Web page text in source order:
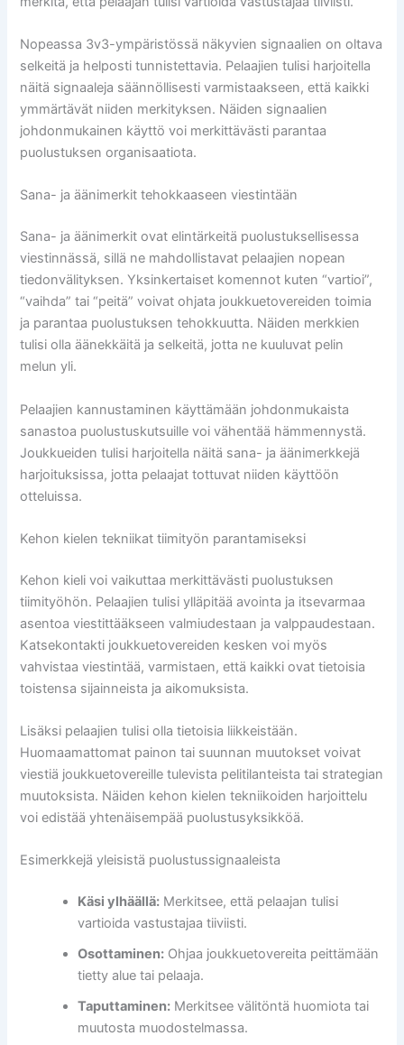
Nopeassa 3v3-ympäristössä näkyvien signaalien on oltava
selkeitä ja helposti tunnistettavia. Pelaajien tulisi harjoitella
näitä signaaleja säännöllisesti varmistaakseen, että kaikki
ymmärtävät niiden merkityksen. Näiden signaalien
johdonmukainen käyttö voi merkittävästi parantaa
puolustuksen organisaatiota.
Sana- ja äänimerkit tehokkaaseen viestintään
Sana- ja äänimerkit ovat elintärkeitä puolustuksellisessa
viestinnässä, sillä ne mahdollistavat pelaajien nopean
tiedonvälityksen. Yksinkertaiset komennot kuten “vartioi”,
“vaihda” tai “peitä” voivat ohjata joukkuetovereiden toimia
ja parantaa puolustuksen tehokkuutta. Näiden merkkien
tulisi olla äänekkäitä ja selkeitä, jotta ne kuuluvat pelin
melun yli.
Pelaajien kannustaminen käyttämään johdonmukaista
sanastoa puolustuskutsuille voi vähentää hämmennystä.
Joukkueiden tulisi harjoitella näitä sana- ja äänimerkkejä
harjoituksissa, jotta pelaajat tottuvat niiden käyttöön
otteluissa.
Kehon kielen tekniikat tiimityön parantamiseksi
Kehon kieli voi vaikuttaa merkittävästi puolustuksen
tiimityöhön. Pelaajien tulisi ylläpitää avointa ja itsevarmaa
asentoa viestittääkseen valmiudestaan ja valppaudestaan.
Katsekontakti joukkuetovereiden kesken voi myös
vahvistaa viestintää, varmistaen, että kaikki ovat tietoisia
toistensa sijainneista ja aikomuksista.
Lisäksi pelaajien tulisi olla tietoisia liikkeistään.
Huomaamattomat painon tai suunnan muutokset voivat
viestiä joukkuetovereille tulevista pelitilanteista tai strategian
muutoksista. Näiden kehon kielen tekniikoiden harjoittelu
voi edistää yhtenäisempää puolustusyksikköä.
Esimerkkejä yleisistä puolustussignaaleista
Käsi ylhäällä: Merkitsee, että pelaajan tulisi
vartioida vastustajaa tiiviisti.
Osottaminen: Ohjaa joukkuetovereita peittämään
tietty alue tai pelaaja.
Taputtaminen: Merkitsee välitöntä huomiota tai
muutosta muodostelmassa.